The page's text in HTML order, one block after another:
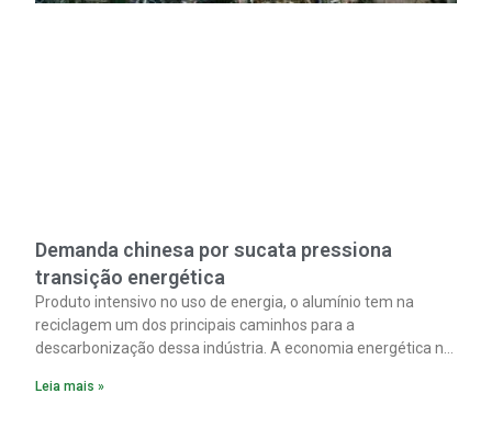
Demanda chinesa por sucata pressiona
transição energética
Produto intensivo no uso de energia, o alumínio tem na
reciclagem um dos principais caminhos para a
descarbonização dessa indústria. A economia energética na
material. A produção de um alumínio mais limpo, no entanto,
Leia mais »